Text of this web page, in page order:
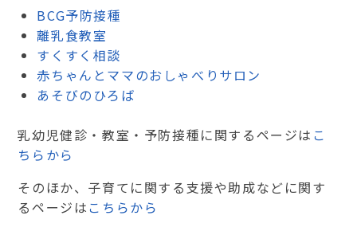
BCG予防接種
離乳食教室
すくすく相談
赤ちゃんとママのおしゃべりサロン
あそびのひろば
乳幼児健診・教室・予防接種に関するページは こ
ちらから
そのほか、子育てに関する支援や助成などに関す
るページは こちらから